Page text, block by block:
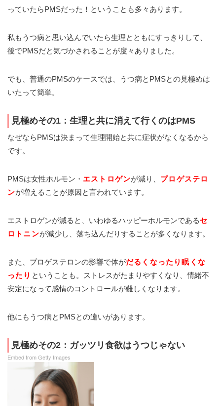
っていたらPMSだった！ということも多々あります。
私もうつ病と思い込んでいたら生理とともにすっきりして、
後でPMSだと気づかされることが度々ありました。
でも、普通のPMSのケースでは、うつ病とPMSとの見極めは
いたって簡単。
見極めその1：生理と共に消えて行くのはPMS
なぜならPMSは決まって生理開始と共に症状がなくなるから
です。
PMSは女性ホルモン・ エストロゲンが減り、 プロゲステロ
ンが増えることが原因と言われています。
エストロゲンが減ると、いわゆるハッピーホルモンであるセ
ロトニンが減少し、落ち込んだりすることが多くなります。
また、プロゲステロンの影響で体がだるくなったり眠くな
ったり ということも。ストレスがたまりやすくなり、情緒不
安定になって感情のコントロールが難しくなります。
他にもうつ病とPMSとの違いがあります。
見極めその2：ガッツリ食欲はうつじゃない
Embed from Getty Images